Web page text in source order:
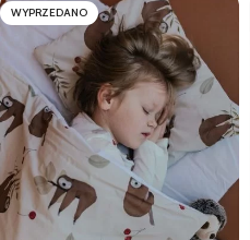
WYPRZEDANO